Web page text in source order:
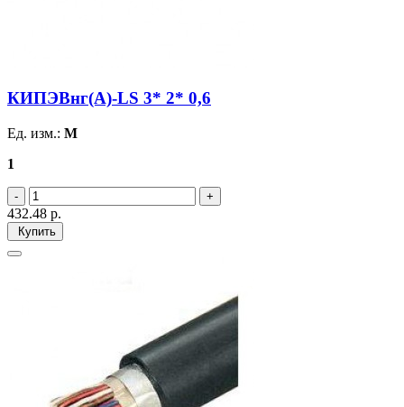
КИПЭВнг(А)-LS 3* 2* 0,6
Ед. изм.: М
1
432.48 р.
Купить